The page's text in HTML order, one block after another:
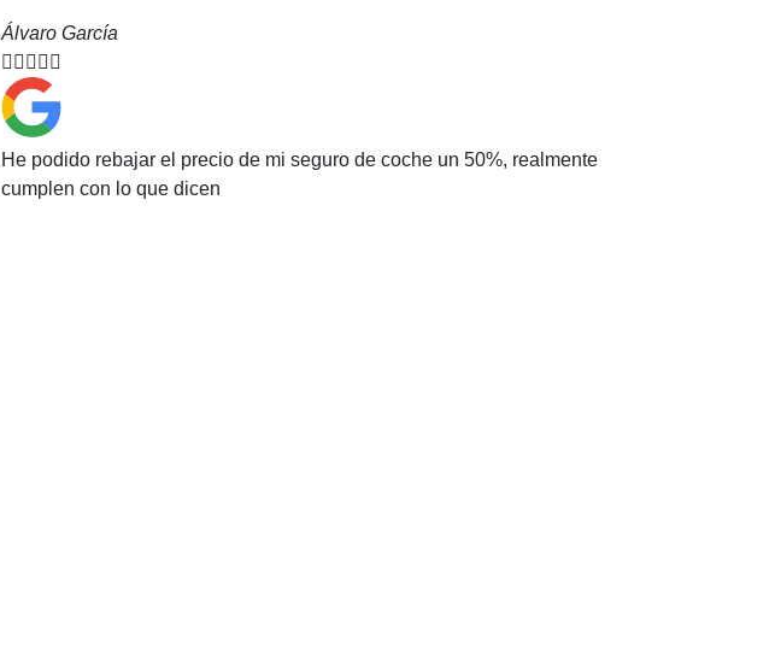
Álvaro García
    
He podido rebajar el precio de mi seguro de coche un 50%, realmente
cumplen con lo que dicen